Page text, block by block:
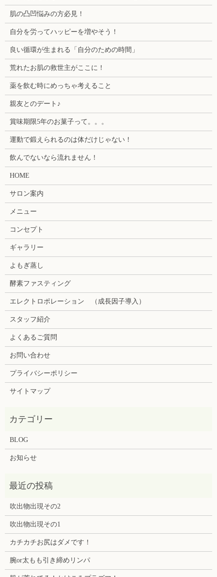
肌の凸凹悩みの方必見！
自分を労ってハッピーを増やそう！
良い循環が生まれる「自分のための時間」
荒れたお肌の救世主がここに！
薬を飲む時にめっちゃ考えること
親友とのデート♪
賞味期限5年のお菓子って。。。
運動で鍛えられるのは体だけじゃない！
飲んでないなら流れません！
HOME
サロン案内
メニュー
コンセプト
ギャラリー
よもぎ蒸し
酵素ファスティング
エレクトロポレーション （成長因子導入）
スタッフ紹介
よくあるご質問
お問い合わせ
プライバシーポリシー
サイトマップ
BLOG
お知らせ
吹出物出現その2
吹出物出現その1
カチカチお尻はダメです！
腕or太もも引き締めリンパ